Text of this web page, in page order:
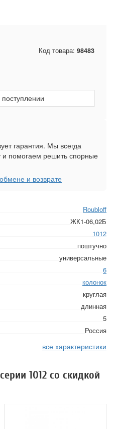
Roubloff
ЖК1-06,02Б
1012
поштучно
универсальные
6
колонок
круглая
длинная
5
Россия
все характеристики
Код товара: 98483
гарантия. Мы всегда
и помогаем решить спорные
и возврате
1012 со скидкой